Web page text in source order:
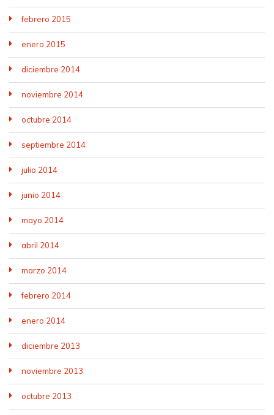
febrero 2015
enero 2015
diciembre 2014
noviembre 2014
octubre 2014
septiembre 2014
julio 2014
junio 2014
mayo 2014
abril 2014
marzo 2014
febrero 2014
enero 2014
diciembre 2013
noviembre 2013
octubre 2013